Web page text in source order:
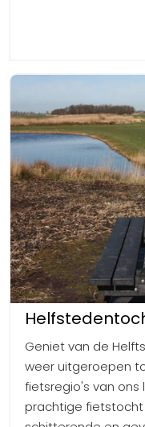
Geniet van de
weer uitgeroepen
fietsregio's van ons
prachtige